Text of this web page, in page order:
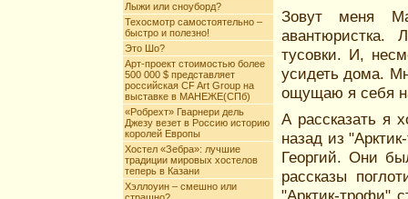
Лыжи или сноуборд?
Техосмотр самостоятельно –
быстро и полезно!
Это Шо?
Арт-проект стоимостью более
500 000 $ представляет
российская CF Art Group на
выставке в МАНЕЖЕ(СПб)
«Робрехт» Гварнери дель
Джезу везет в Россию историю
королей Европы
Хостел «Зебра»: лучшие
традиции мировых хостелов
теперь в Казани
Хэллоуин – смешно или
Зовут меня
авантюристка.
тусовки. И,
усидеть дома.
ощущаю я себя
А рассказать я
назад из
Георгий. Они
рассказы
"Арктик-трофи"